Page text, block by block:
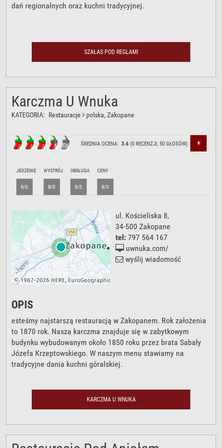
dań regionalnych oraz kuchni tradycyjnej.
SZAŁAS POD REGLAMI
Karczma U Wnuka
KATEGORIA: Restauracje polska, Zakopane
ŚREDNIA OCENA:3.6 (0 RECENZJI, 50 GŁOSÓW) +
JEDZENIE
B/D
WYSTRÓJ
B/D
OBSŁUGA
B/D
CENY
B/D
ul. Kościeliska 8,
34-500 Zakopane
tel: 797 564 167
uwnuka.com/
wyślij wiadomość
OPIS
esteśmy najstarszą restauracją w Zakopanem. Rok założenia
to 1870 rok. Nasza karczma znajduje się w zabytkowym
budynku wybudowanym około 1850 roku przez brata Sabały
Józefa Krzeptowskiego. W naszym menu stawiamy na
tradycyjne dania kuchni góralskiej.
KARCZMA U WNUKA